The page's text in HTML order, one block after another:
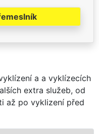
a a vyklízecích
extra služeb, od
až po vyklizení před